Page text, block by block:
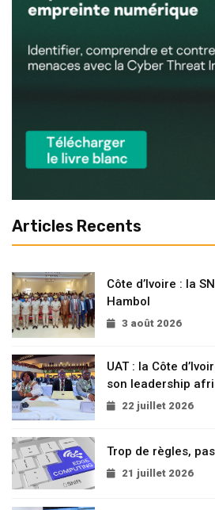
Articles Recents
Côte d’Ivoire : la
Hambol
3 août 2026
UAT : la Côte
son leadership
22 juillet 2026
Trop de règles,
21 juillet 2026